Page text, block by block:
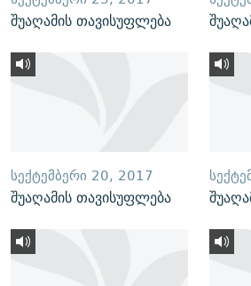
შუაღამის თავისუფლება
ᲡᲔᲥᲢᲔᲛᲑᲔᲠᲘ 20, 2017
შუაღამის თავისუფლება